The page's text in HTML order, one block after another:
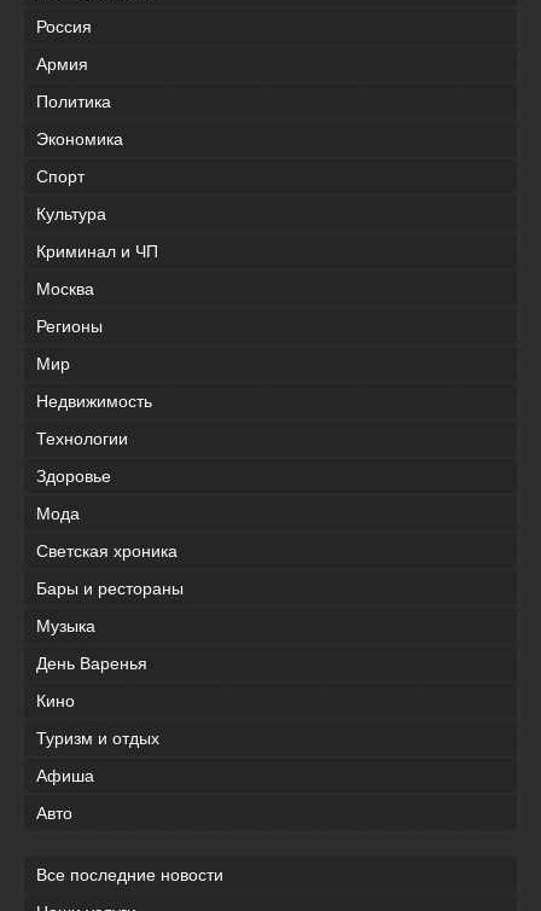
Россия
Армия
Политика
Экономика
Спорт
Культура
Криминал и ЧП
Москва
Регионы
Мир
Недвижимость
Технологии
Здоровье
Мода
Светская хроника
Бары и рестораны
Музыка
День Варенья
Кино
Туризм и отдых
Афиша
Авто
Все последние новости